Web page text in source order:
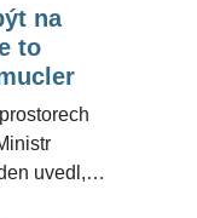
za
vývoj
a
na
to
uvedl,